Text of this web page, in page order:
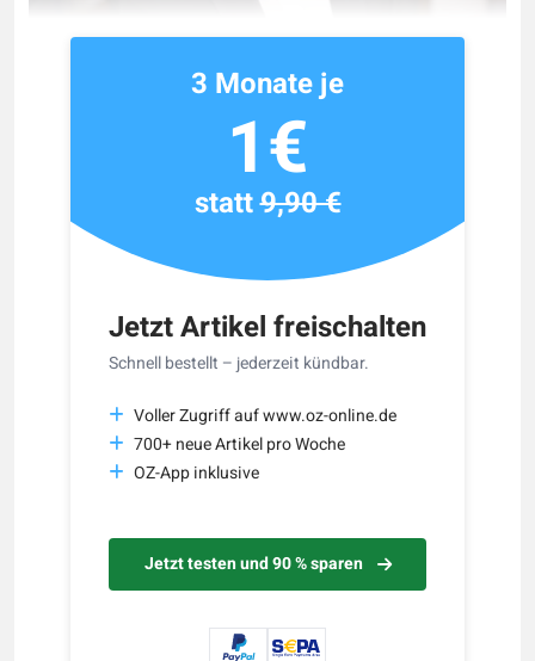
Jetzt Artikel freischalten
Schnell bestellt – jederzeit kündbar.
Voller Zugriff auf www.oz-online.de
700+ neue Artikel pro Woche
OZ-App inklusive
Jetzt testen und 90 % sparen
3 Monate je
1€
statt9,90 €